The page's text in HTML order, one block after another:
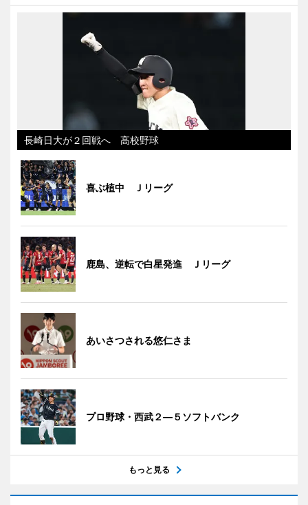
長崎日大が２回戦へ 高校野球
喜ぶ植中 Ｊリーグ
鹿島、逆転で白星発進 Ｊリーグ
あいさつされる悠仁さま
プロ野球・西武２―５ソフトバンク
もっと見る